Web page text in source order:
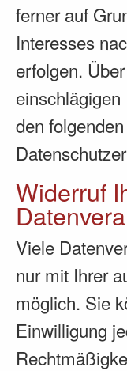
ferner auf
Interesses
erfolgen.
den
Widerruf
Viele
nur mit Ihrer
möglich. Sie
Einwilligung